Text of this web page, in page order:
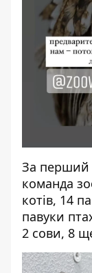
За перший
команда
котів, 14
павуки
2 сови, 8